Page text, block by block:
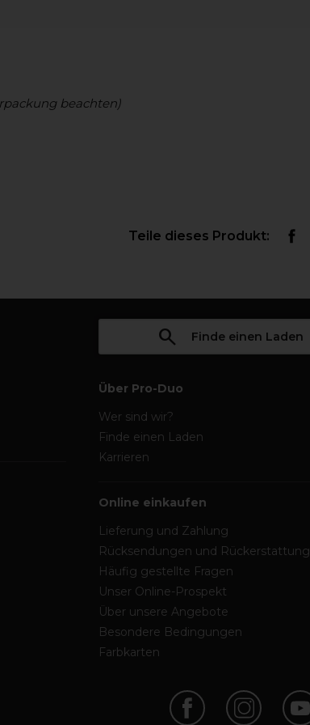
beachten)
Teile dieses Produkt:
Finde einen Laden
Über Pro-Duo
Wer sind wir?
Finde einen Laden
Karrieren
Online einkaufen
Lieferung und Zahlung
Rücksendungen und Rückerstattung
Häufig gestellte Fragen
Unser Online-Prospekt
Über unsere Angebote
Besondere Bedingungen
Farbkarten